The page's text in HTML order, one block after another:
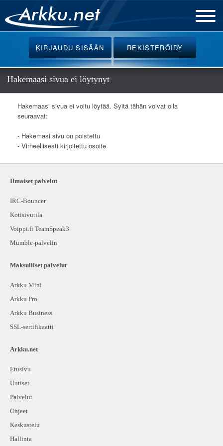
Etusivu
Uutiset
Palvelut
Ohjeet
Keskustelu
Oikotiet
KIRJAUDUSISÄÄN REKISTERÖIDY
Hakemaasi sivua ei löytynyt
Hakemaasi sivua ei voitu löytää. Syitä tähän voivat olla
seuraavat:
- Hakemasi sivu on poistettu
- Virheellisesti kirjoitettu osoite
Ilmaiset palvelut
IRC-Bouncer
Kotisivutila
Voippi.fi TeamSpeak3
Mumble-palvelin
Maksulliset palvelut
Arkku Mini
Arkku Pro
Arkku Business
SSL-sertifikaatti
Arkku.net
Etusivu
Uutiset
Palvelut
Ohjeet
Keskustelu
Hallinta